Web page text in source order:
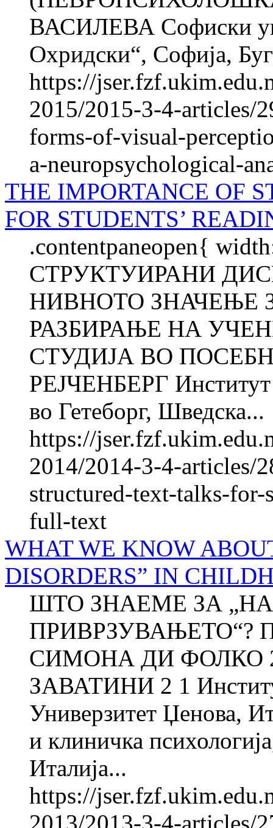
ВАСИЛЕВА Софиски
Охридски“, Софија,
https://
2015/2015-3-4-articles/
forms-of-visual-
a-neuropsychological-
THE IMPORTANCE OF
FOR STUDENTS’
.contentpaneopen{
СТРУКТУИРАНИ
НИВНОТО ЗНАЧЕЊЕ
РАЗБИРАЊЕ НА
СТУДИЈА ВО
РЕJЧЕНБЕРГ Институт
во Гетеборг, Шведска...
https://
2014/2014-3-4-articles/
structured-text-talks-for-
full-text
WHAT WE KNOW
DISORDERS” IN
ШТО ЗНАЕМЕ ЗА
ПРИВРЗУВАЊЕТО“?
СИМОНА ДИ ФОЛКО
ЗАВАТИНИ 2 1
Универзитет Џенова,
и клиничка
Италија...
https://
2013/2013-3-4-articles/